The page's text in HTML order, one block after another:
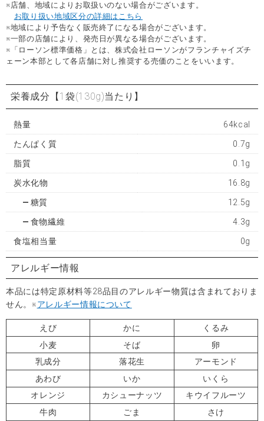
※店舗、地域によりお取扱いのない場合がございます。
お取り扱い地域区分の詳細はこちら
※地域により予告なく販売終了になる場合がございます。
※一部の店舗により、発売日が異なる場合がございます。
※「ローソン標準価格」とは、株式会社ローソンがフランチャイズチ
ェーン本部として各店舗に対し推奨する売価のことをいいます。
栄養成分 【1袋(130g)当たり】
熱量 64kcal
たんぱく質 0.7g
脂質 0.1g
炭水化物 16.8g
糖質 12.5g
食物繊維 4.3g
食塩相当量 0g
アレルギー情報
本品には特定原材料等28品目のアレルギー物質は含まれておりま
せん。※アレルギー情報について
えび かに
くるみ
小麦
そば
卵
乳成分
落花生
アーモンド
あわび
いか
いくら
オレンジ
カシューナッツ
キウイフルーツ
牛肉
ごま
さけ